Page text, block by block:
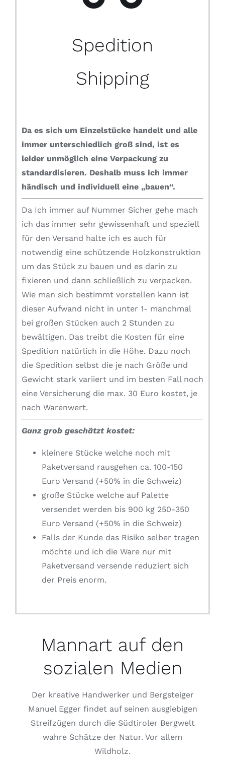
Spedition
Shipping
Da es sich um Einzelstücke handelt und alle
immer unterschiedlich groß sind, ist es
leider unmöglich eine Verpackung zu
standardisieren. Deshalb muss ich immer
händisch und individuell eine „bauen“.
Da Ich immer auf Nummer Sicher gehe mach
ich das immer sehr gewissenhaft und speziell
für den Versand halte ich es auch für
notwendig eine schützende Holzkonstruktion
um das Stück zu bauen und es darin zu
fixieren und dann schließlich zu verpacken.
Wie man sich bestimmt vorstellen kann ist
dieser Aufwand nicht in unter 1- manchmal
bei großen Stücken auch 2 Stunden zu
bewältigen. Das treibt die Kosten für eine
Spedition natürlich in die Höhe. Dazu noch
die Spedition selbst die je nach Größe und
Gewicht stark variiert und im besten Fall noch
eine Versicherung die max. 30 Euro kostet, je
nach Warenwert.
Ganz grob geschätzt kostet:
kleinere Stücke welche noch mit
Paketversand rausgehen ca. 100-150
Euro Versand (+50% in die Schweiz)
große Stücke welche auf Palette
versendet werden bis 900 kg 250-350
Euro Versand (+50% in die Schweiz)
Falls der Kunde das Risiko selber tragen
möchte und ich die Ware nur mit
Paketversand versende reduziert sich
der Preis enorm.
Mannart auf den
sozialen Medien
Der kreative Handwerker und Bergsteiger
Manuel Egger findet auf seinen ausgiebigen
Streifzügen durch die Südtiroler Bergwelt
wahre Schätze der Natur. Vor allem
Wildholz.